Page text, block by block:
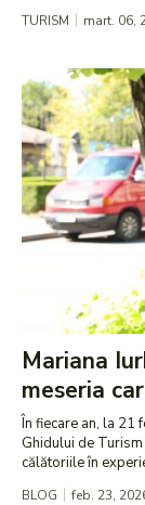
TURISM mart. 06,
Mariana
meseria
În fiecare an, la 21
Ghidului de
călătoriile în
BLOG feb. 23,